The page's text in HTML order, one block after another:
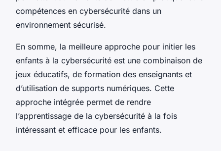
compétences en cybersécurité dans un
environnement sécurisé.
En somme, la meilleure approche pour initier les
enfants à la cybersécurité est une combinaison de
jeux éducatifs, de formation des enseignants et
d’utilisation de supports numériques. Cette
approche intégrée permet de rendre
l’apprentissage de la cybersécurité à la fois
intéressant et efficace pour les enfants.